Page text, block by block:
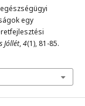
egy
Jóllét,4(1), 81-85.